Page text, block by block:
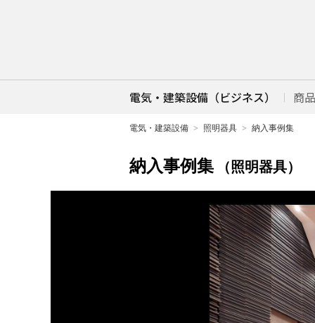
電気・建築設備（ビジネス） 商
電気・建築設備 照明器具 納入事例集
納入事例集 （照明器具）